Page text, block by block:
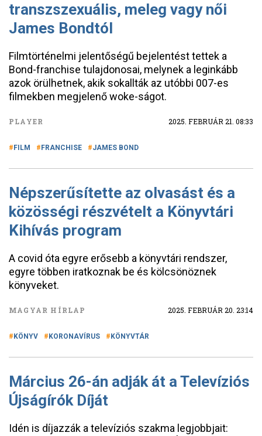
transzszexuális, meleg vagy női
James Bondtól
Filmtörténelmi jelentőségű bejelentést tettek a
Bond-franchise tulajdonosai, melynek a leginkább
azok örülhetnek, akik sokallták az utóbbi 007-es
filmekben megjelenő woke-ságot.
PLAYER 2025. FEBRUÁR 21. 08:33
FILM FRANCHISE JAMES BOND
Népszerűsítette az olvasást és a
közösségi részvételt a Könyvtári
Kihívás program
A covid óta egyre erősebb a könyvtári rendszer,
egyre többen iratkoznak be és kölcsönöznek
könyveket.
MAGYAR HÍRLAP 2025. FEBRUÁR 20. 23:14
KÖNYV KORONAVÍRUS KÖNYVTÁR
Március 26-án adják át a Televíziós
Újságírók Díját
Idén is díjazzák a televíziós szakma legjobbjait: